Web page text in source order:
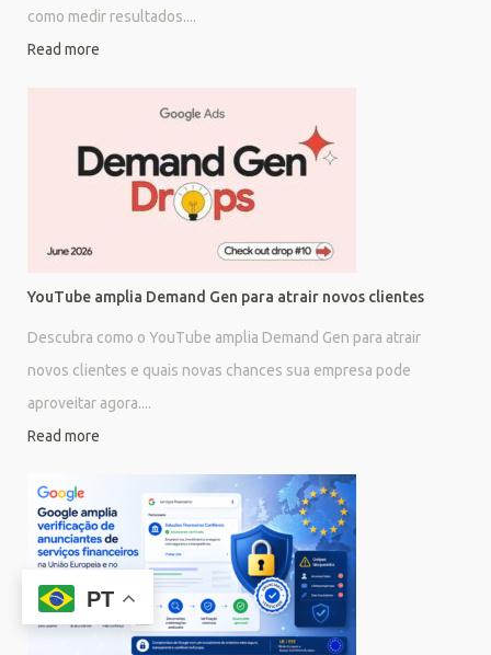
como medir resultados....
Read more
YouTube amplia Demand Gen para atrair novos clientes
Descubra como o YouTube amplia Demand Gen para atrair
novos clientes e quais novas chances sua empresa pode
aproveitar agora....
Read more
PT